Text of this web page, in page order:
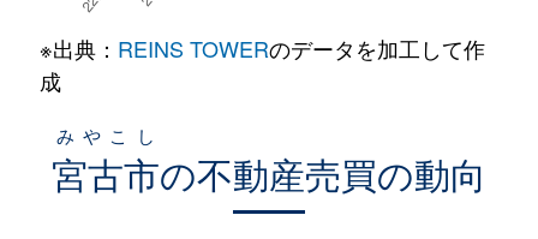
※出典： REINS TOWERのデータを加工して作
成
宮古市
みやこし
の不動産売買の動向